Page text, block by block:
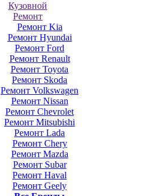
Кузовной
Ремонт
Ремонт Kia
Ремонт Hyundai
Ремонт Ford
Ремонт Renault
Ремонт Toyota
Ремонт Skoda
Ремонт Volkswagen
Ремонт Nissan
Ремонт Chevrolet
Ремонт Mitsubishi
Ремонт Lada
Ремонт Chery
Ремонт Mazda
Ремонт Subar
Ремонт Haval
Ремонт Geely